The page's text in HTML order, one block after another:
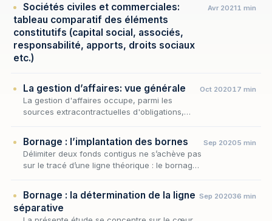
Sociétés civiles et commerciales:
tableau comparatif des éléments
constitutifs (capital social, associés,
responsabilité, apports, droits sociaux
etc.)
Avr 20211 min
La gestion d’affaires: vue générale
La gestion d'affaires occupe, parmi les
sources extracontractuelles d'obligations,
sphère…
Oct 202017 min
Bornage : l’implantation des bornes
Délimiter deux fonds contigus ne s’achève pas
sur le tracé d’une ligne théorique : le bornage
Sep 20205 min
Bornage : la détermination de la ligne
séparative
Sep 202036 min